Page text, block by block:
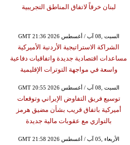
لبنان خرقاً لاتفاق المناطق التجريبية
GMT 21:36 2026 السبت ,08 آب / أغسطس
الشراكة الاستراتيجية الأردنية الأميركية
مساعدات اقتصادية جديدة واتفاقيات دفاعية
واسعة في مواجهة التوترات الإقليمية
GMT 20:55 2026 السبت ,08 آب / أغسطس
توسيع فريق التفاوض الإيراني وتوقعات
أميركية باتفاق قريب بشأن مضيق هرمز
بالتوازي مع عقوبات مالية جديدة
GMT 21:58 2026 الأربعاء ,05 آب / أغسطس